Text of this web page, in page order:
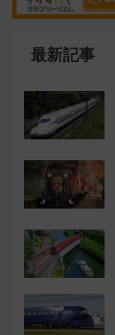
最新記事